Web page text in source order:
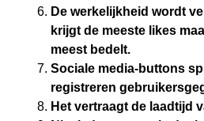
De werkelijkheid wordt
krijgt de meeste likes
meest bedelt.
Sociale media-buttons
registreren
Het vertraagt de laadtijd